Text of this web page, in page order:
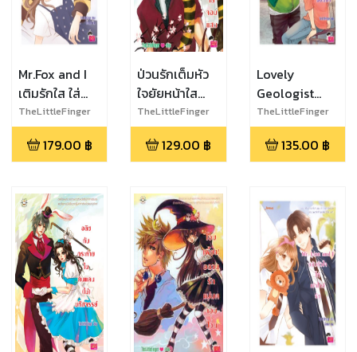
Mr.Fox and I
เติมรักใส ใส่
หัวใจรัก
TheLittleFinger
179.00 ฿
ป่วนรักเต็มหัว
ใจยัยหน้าใส
จอมแสบ
TheLittleFinger
129.00 ฿
Lovely
Geologist
หนุ่มหล่อหน้าใส
ตื้อหัวใจอ้อนรัก
ชุด U-Prince
TheLittleFinger
135.00 ฿